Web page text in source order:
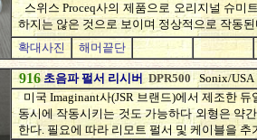
스위스 Proceq사의 제품으로 오리지널 슈미
하지는 않은 것으로 보이며 정상적으로 작동
확대사진
해머끝단
916 초음파 펄서 리시버 DPR500 Sonix/USA
미국 Imaginant사(JSR 브랜드)에서 제조한
동시에 작동시키는 것도 가능하다 외형은 약
한다. 필요에 따라 리모트 펄서 및 케이블을 추